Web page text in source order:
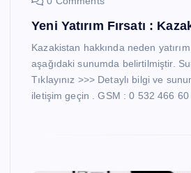
Yeni Yatırım Fırsatı :
Kazakistan hakkında neden
aşağıdaki sunumda belirtilmiştir.
Tıklayınız >>> Detaylı bilgi ve
iletişim geçin . GSM : 0 532 466 60